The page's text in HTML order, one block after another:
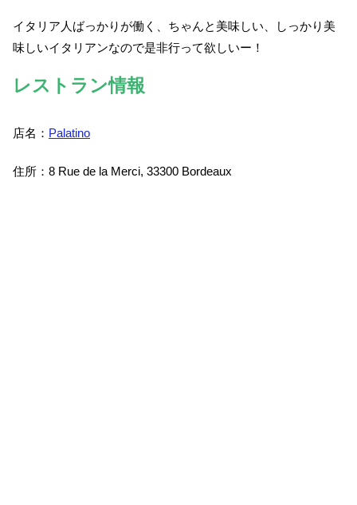
イタリア人ばっかりが働く、ちゃんと美味しい、しっかり美
味しいイタリアンなので是非行って欲しいー！
レストラン情報
店名： Palatino
住所：8 Rue de la Merci, 33300 Bordeaux